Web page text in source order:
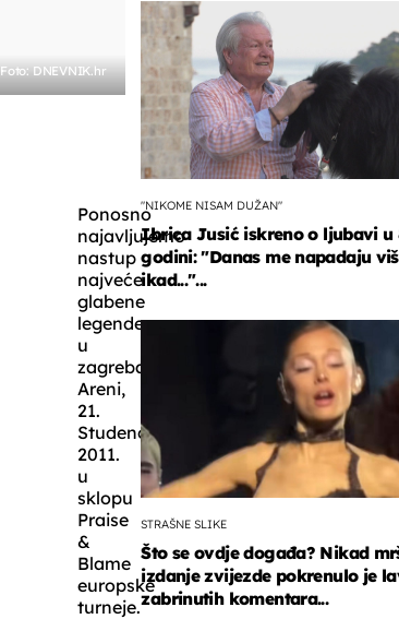
Foto: DNEVNIK.hr
Ponosno
najavljujemo
nastup
najveće
glabene
legende
u
zagrebačkoj
Areni,
21.
Studenog
2011.
u
sklopu
Praise
&
Blame
europske
turneje.
"NIKOME NISAM DUŽAN"
Ibrica Jusić iskreno o ljubavi u
godini: "Danas me napadaju
ikad..."...
STRAŠNE SLIKE
Što se ovdje događa? Nikad
izdanje zvijezde pokrenulo je
zabrinutih komentara...